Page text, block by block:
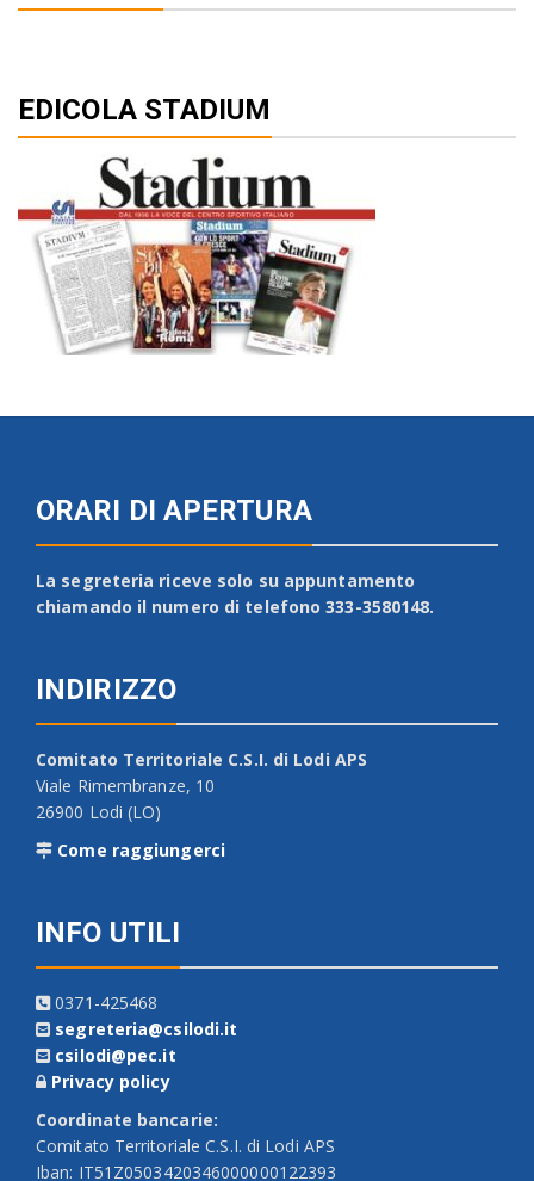
EDICOLA STADIUM
ORARI DI APERTURA
La segreteria riceve solo su appuntamento
chiamando il numero di telefono 333-3580148.
INDIRIZZO
Comitato Territoriale C.S.I. di Lodi APS
Viale Rimembranze, 10
26900 Lodi (LO)
Come raggiungerci
INFO UTILI
0371-425468
segreteria@csilodi.it
csilodi@pec.it
Privacy policy
Coordinate bancarie:
Comitato Territoriale C.S.I. di Lodi APS
Iban: IT51Z0503420346000000122393